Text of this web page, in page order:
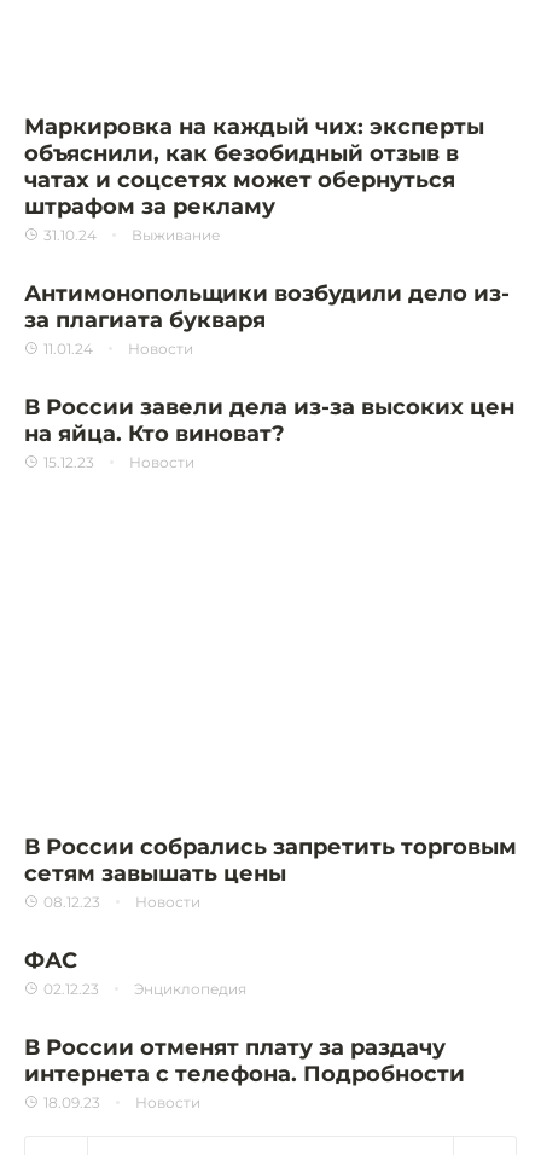
Маркировка на каждый чих: эксперты
объяснили, как безобидный отзыв в
чатах и соцсетях может обернуться
штрафом за рекламу
31.10.24 Выживание
Антимонопольщики возбудили дело из-
за плагиата букваря
11.01.24 Новости
В России завели дела из-за высоких цен
на яйца. Кто виноват?
15.12.23 Новости
В России собрались запретить торговым
сетям завышать цены
08.12.23 Новости
ФАС
02.12.23 Энциклопедия
В России отменят плату за раздачу
интернета с телефона. Подробности
18.09.23 Новости